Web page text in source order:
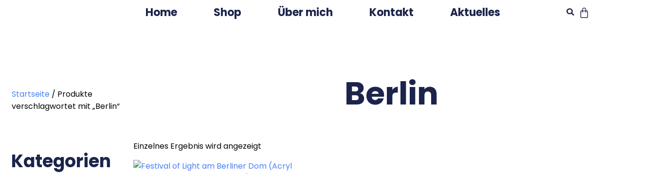
Home Shop Über mich Kontakt Aktuelles
Berlin
Einzelnes Ergebnis wird angezeigt
Startseite / Produkte
verschlagwortet mit „Berlin“
Kategorien